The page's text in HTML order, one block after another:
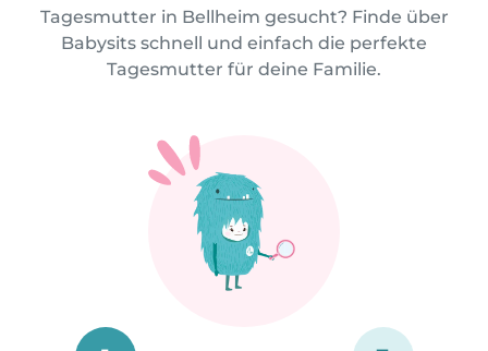
Tagesmutter in Bellheim gesucht? Finde über
Babysits schnell und einfach die perfekte
Tagesmutter für deine Familie.